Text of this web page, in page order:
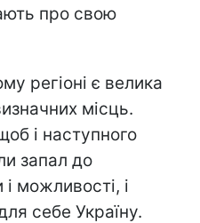
про свою
регіоні є велика
місць.
і наступного
запал до
можливості, і
себе Україну.